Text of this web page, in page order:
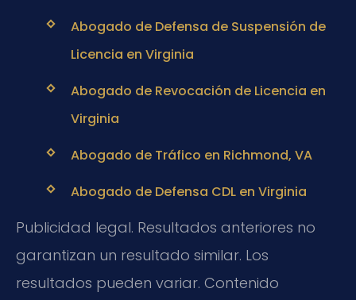
Abogado de Defensa de Suspensión de
Licencia en Virginia
Abogado de Revocación de Licencia en
Virginia
Abogado de Tráfico en Richmond, VA
Abogado de Defensa CDL en Virginia
Publicidad legal. Resultados anteriores no
garantizan un resultado similar. Los
resultados pueden variar. Contenido